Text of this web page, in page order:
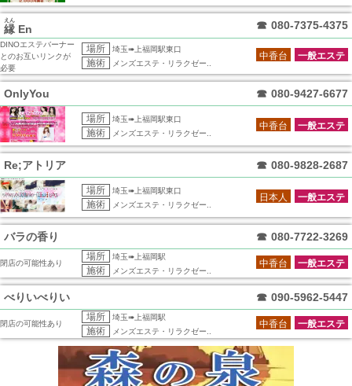
縁
えん
En ☎ 080-7375-4375
DINOエステバーナー
とのお互いリンクが
必要
場所 埼玉➠上福岡駅東口
施術 メンズエステ・リラクゼー..
一般エステ
中香台
OnlyYou ☎ 080-9427-6677
場所 埼玉➠上福岡駅東口
施術 メンズエステ・リラクゼー..
一般エステ
中香台
Re;アトリア ☎ 080-9828-2687
場所 埼玉➠上福岡駅東口
施術 メンズエステ・リラクゼー..
一般エステ
日本人
バラの香り ☎ 080-7722-3269
閉店の可能性あり
場所 埼玉➠上福岡駅
施術 メンズエステ・リラクゼー..
一般エステ
中香台
べりいべりい ☎ 090-5962-5447
閉店の可能性あり
場所 埼玉➠上福岡駅
施術 メンズエステ・リラクゼー..
一般エステ
中香台